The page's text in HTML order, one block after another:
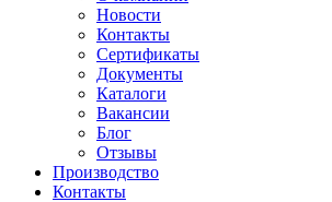
Новости
Контакты
Сертификаты
Документы
Каталоги
Вакансии
Блог
Отзывы
Производство
Контакты